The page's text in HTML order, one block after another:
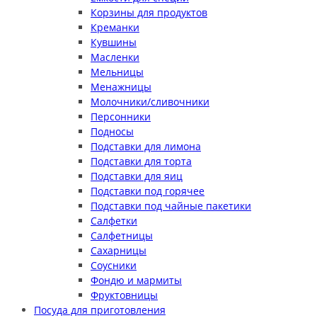
Корзины для продуктов
Креманки
Кувшины
Масленки
Мельницы
Менажницы
Молочники/сливочники
Персонники
Подносы
Подставки для лимона
Подставки для торта
Подставки для яиц
Подставки под горячее
Подставки под чайные пакетики
Салфетки
Салфетницы
Сахарницы
Соусники
Фондю и мармиты
Фруктовницы
Посуда для приготовления